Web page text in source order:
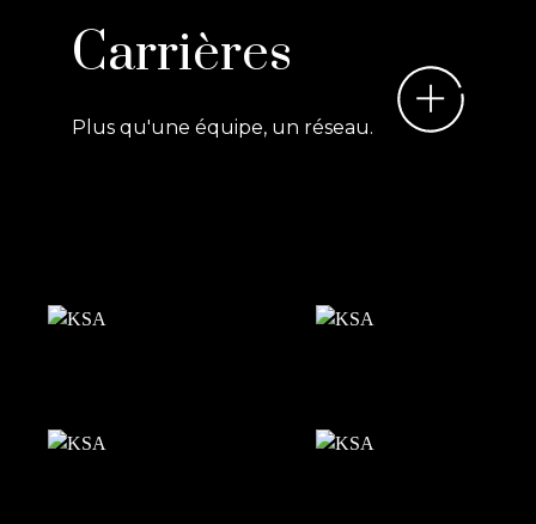
Carrières
Plus qu'une équipe, un réseau.